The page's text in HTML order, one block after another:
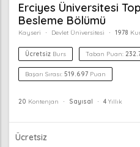
Erciyes Üniversitesi
Besleme Bölümü
Kayseri Devlet Üniversitesi 1978
Ücretsiz Burs Taban Puan:
Başarı Sırası: 519.697 Puan
20 Kontenjan Sayısal 4 Yıllık
Ücretsiz